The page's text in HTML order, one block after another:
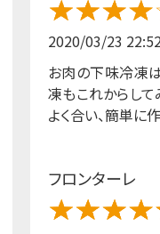
2020/03/23
お肉の下味冷凍
凍もこれからして
よく合い、簡単に
フロンターレ